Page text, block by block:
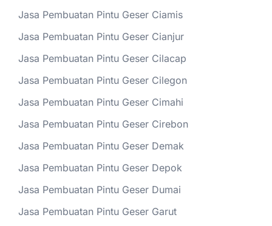
Jasa Pembuatan Pintu Geser Ciamis
Jasa Pembuatan Pintu Geser Cianjur
Jasa Pembuatan Pintu Geser Cilacap
Jasa Pembuatan Pintu Geser Cilegon
Jasa Pembuatan Pintu Geser Cimahi
Jasa Pembuatan Pintu Geser Cirebon
Jasa Pembuatan Pintu Geser Demak
Jasa Pembuatan Pintu Geser Depok
Jasa Pembuatan Pintu Geser Dumai
Jasa Pembuatan Pintu Geser Garut